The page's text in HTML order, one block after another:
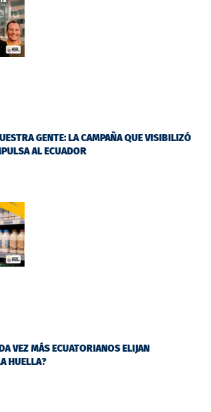
GENTE: LA CAMPAÑA QUE VISIBILIZÓ
AL ECUADOR
VEZ MÁS ECUATORIANOS ELIJAN
HUELLA?